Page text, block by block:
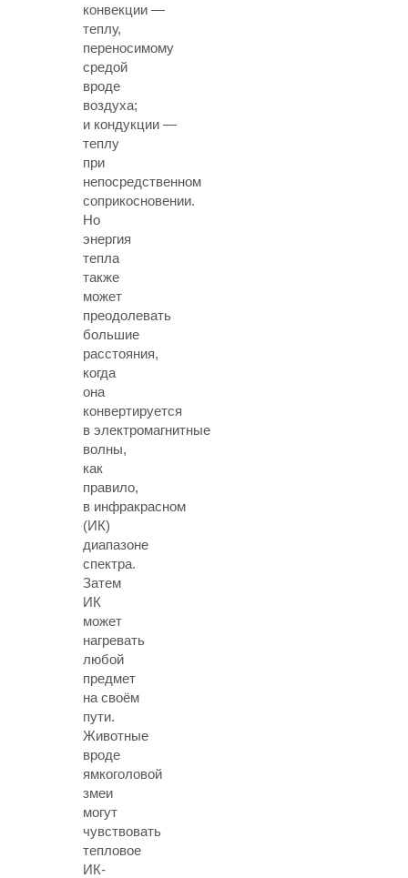
конвекции —
теплу,
переносимому
средой
вроде
воздуха;
и кондукции —
теплу
при
непосредственном
соприкосновении.
Но
энергия
тепла
также
может
преодолевать
большие
расстояния,
когда
она
конвертируется
в электромагнитные
волны,
как
правило,
в инфракрасном
(ИК)
диапазоне
спектра.
Затем
ИК
может
нагревать
любой
предмет
на своём
пути.
Животные
вроде
ямкоголовой
змеи
могут
чувствовать
тепловое
ИК-